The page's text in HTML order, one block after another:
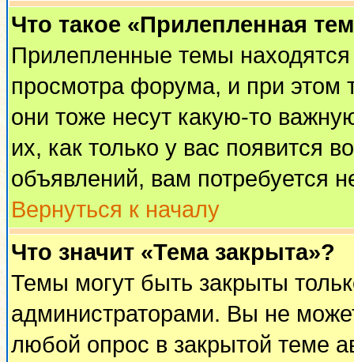
Что такое «Прилепленная
Прилепленные темы
просмотра форума, и при этом
они тоже несут какую-то
их, как только у вас появится
объявлений, вам потребуется
Вернуться к началу
Что значит «Тема закрыта»?
Темы могут быть закрыты
администраторами. Вы не
любой опрос в закрытой теме